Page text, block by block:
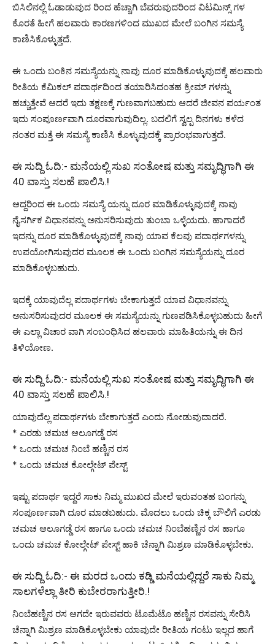
ಬಿಸಿಲಿನಲ್ಲಿ ಓಡಾಡುವುದ ರಿಂದ ಹೆಚ್ಚಾಗಿ ಬೆವರುವುದರಿಂದ ವಿಟಮಿನ್ಸ್ ಗಳ
ಕೊರತೆ ಹೀಗೆ ಹಲವಾರು ಕಾರಣಗಳಿಂದ ಮುಖದ ಮೇಲೆ ಬಂಗಿನ ಸಮಸ್ಯೆ
ಕಾಣಿಸಿಕೊಳ್ಳುತ್ತದೆ.
ಈ ಒಂದು ಬಂಕಿನ ಸಮಸ್ಯೆಯನ್ನು ನಾವು ದೂರ ಮಾಡಿಕೊಳ್ಳುವುದಕ್ಕೆ ಹಲವಾರು
ರೀತಿಯ ಕೆಮಿಕಲ್ ಪದಾರ್ಥದಿಂದ ತಯಾರಿಸಿದಂತಹ ಕ್ರೀಮ್ ಗಳನ್ನು
ಹಚ್ಚುತ್ತೇವೆ ಆದರೆ ಇದು ತಕ್ಷಣಕ್ಕೆ ಗುಣವಾಗಬಹುದು ಆದರೆ ಜೀವನ ಪರ್ಯಂತ
ಇದು ಸಂಪೂರ್ಣವಾಗಿ ದೂರವಾಗುವುದಿಲ್ಲ. ಬದಲಿಗೆ ಸ್ವಲ್ಪ ದಿನಗಳು ಕಳೆದ
ನಂತರ ಮತ್ತೆ ಈ ಸಮಸ್ಯೆ ಕಾಣಿಸಿ ಕೊಳ್ಳುವುದಕ್ಕೆ ಪ್ರಾರಂಭವಾಗುತ್ತದೆ.
ಈ ಸುದ್ದಿ ಓದಿ:- ಮನೆಯಲ್ಲಿ ಸುಖ ಸಂತೋಷ ಮತ್ತು ಸಮೃದ್ಧಿಗಾಗಿ ಈ
40 ವಾಸ್ತು ಸಲಹೆ ಪಾಲಿಸಿ.!
ಆದ್ದರಿಂದ ಈ ಒಂದು ಸಮಸ್ಯೆ ಯನ್ನು ದೂರ ಮಾಡಿಕೊಳ್ಳುವುದಕ್ಕೆ ನಾವು
ನೈಸರ್ಗಿಕ ವಿಧಾನವನ್ನು ಅನುಸರಿಸುವುದು ತುಂಬಾ ಒಳ್ಳೆಯದು. ಹಾಗಾದರೆ
ಇದನ್ನು ದೂರ ಮಾಡಿಕೊಳ್ಳುವುದಕ್ಕೆ ನಾವು ಯಾವ ಕೆಲವು ಪದಾರ್ಥಗಳನ್ನು
ಉಪಯೋಗಿಸುವುದರ ಮೂಲಕ ಈ ಒಂದು ಬಂಗಿನ ಸಮಸ್ಯೆಯನ್ನು ದೂರ
ಮಾಡಿಕೊಳ್ಳಬಹುದು.
ಇದಕ್ಕೆ ಯಾವುದೆಲ್ಲ ಪದಾರ್ಥಗಳು ಬೇಕಾಗುತ್ತದೆ ಯಾವ ವಿಧಾನವನ್ನು
ಅನುಸರಿಸುವುದರ ಮೂಲಕ ಈ ಸಮಸ್ಯೆಯನ್ನು ಗುಣಪಡಿಸಿಕೊಳ್ಳಬಹುದು ಹೀಗೆ
ಈ ಎಲ್ಲಾ ವಿಚಾರ ವಾಗಿ ಸಂಬಂಧಿಸಿದ ಹಲವಾರು ಮಾಹಿತಿಯನ್ನು ಈ ದಿನ
ತಿಳಿಯೋಣ.
ಈ ಸುದ್ದಿ ಓದಿ:- ಮನೆಯಲ್ಲಿ ಸುಖ ಸಂತೋಷ ಮತ್ತು ಸಮೃದ್ಧಿಗಾಗಿ ಈ
40 ವಾಸ್ತು ಸಲಹೆ ಪಾಲಿಸಿ.!
ಯಾವುದೆಲ್ಲ ಪದಾರ್ಥಗಳು ಬೇಕಾಗುತ್ತದೆ ಎಂದು ನೋಡುವುದಾದರೆ.
* ಎರಡು ಚಮಚ ಆಲೂಗಡ್ಡೆ ರಸ
* ಒಂದು ಚಮಚ ನಿಂಬೆ ಹಣ್ಣಿನ ರಸ
* ಒಂದು ಚಮಚ ಕೋಲ್ಗೇಟ್ ಪೇಸ್ಟ್
ಇಷ್ಟು ಪದಾರ್ಥ ಇದ್ದರೆ ಸಾಕು ನಿಮ್ಮ ಮುಖದ ಮೇಲೆ ಇರುವಂತಹ ಬಂಗನ್ನು
ಸಂಪೂರ್ಣವಾಗಿ ದೂರ ಮಾಡಬಹುದು. ಮೊದಲು ಒಂದು ಚಿಕ್ಕ ಬೌಲಿಗೆ ಎರಡು
ಚಮಚ ಆಲೂಗಡ್ಡೆ ರಸ ಹಾಗೂ ಒಂದು ಚಮಚ ನಿಂಬೆಹಣ್ಣಿನ ರಸ ಹಾಗೂ
ಒಂದು ಚಮಚ ಕೋಲ್ಗೇಟ್ ಪೇಸ್ಟ್ ಹಾಕಿ ಚೆನ್ನಾಗಿ ಮಿಶ್ರಣ ಮಾಡಿಕೊಳ್ಳಬೇಕು.
ಈ ಸುದ್ದಿ ಓದಿ:- ಈ ಮರದ ಒಂದು ಕಡ್ಡಿ ಮನೆಯಲ್ಲಿದ್ದರೆ ಸಾಕು ನಿಮ್ಮ
ಸಾಲಗಳೆಲ್ಲಾ ತೀರಿ ಕುಬೇರರಾಗುತ್ತೀರಿ.!
ನಿಂಬೆಹಣ್ಣಿನ ರಸ ಆಗದೇ ಇರುವವರು ಟೊಮೆಟೊ ಹಣ್ಣಿನ ರಸವನ್ನು ಸೇರಿಸಿ
ಚೆನ್ನಾಗಿ ಮಿಶ್ರಣ ಮಾಡಿಕೊಳ್ಳಬೇಕು ಯಾವುದೇ ರೀತಿಯ ಗಂಟು ಇಲ್ಲದ ಹಾಗೆ